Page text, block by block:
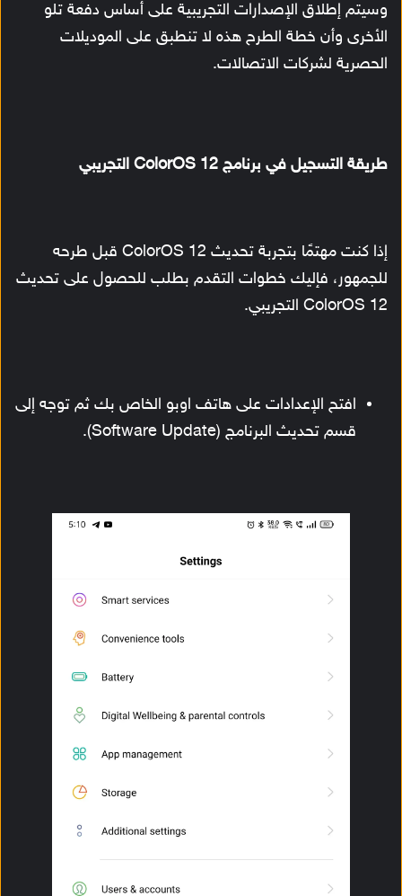
وسيتم إطلاق الإصدارات التجريبية على أساس دفعة تلو
الأخرى وأن خطة الطرح هذه لا تنطبق على الموديلات
الحصرية لشركات الاتصالات.
طريقة التسجيل في برنامج ColorOS 12 التجريبي
إذا كنت مهتمًا بتجربة تحديث ColorOS 12 قبل طرحه
للجمهور، فإليك خطوات التقدم بطلب للحصول على تحديث
ColorOS 12 التجريبي.
افتح الإعدادات على هاتف اوبو الخاص بك ثم توجه إلى
قسم تحديث البرنامج (Software Update).